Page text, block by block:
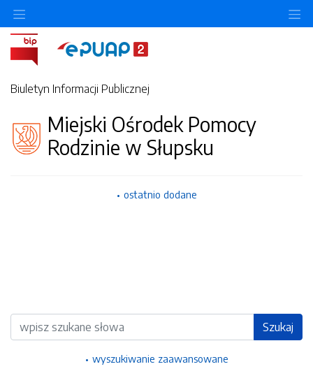
Biuletyn Informacji Publicznej
Miejski Ośrodek Pomocy
Rodzinie w Słupsku
ostatnio dodane
Wyszukiwarka Szukaj
wyszukiwanie zaawansowane